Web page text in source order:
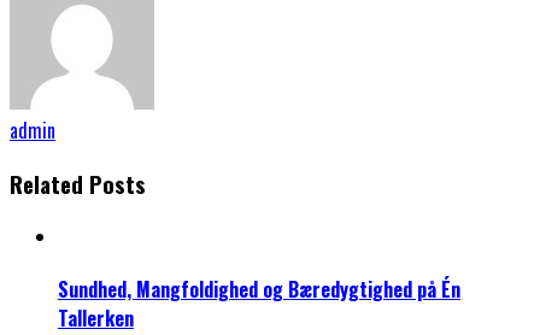
admin
Related Posts
Sundhed, Mangfoldighed og Bæredygtighed på Én
Tallerken